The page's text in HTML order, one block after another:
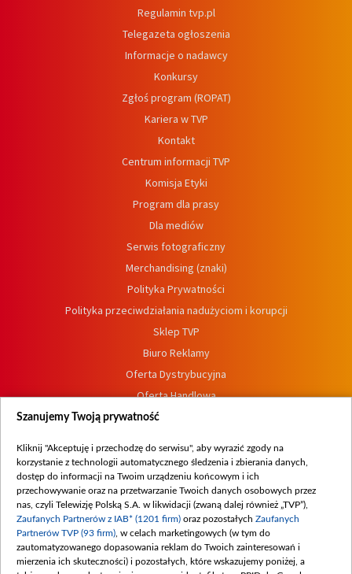
Regulamin tvp.pl
Telegazeta ogłoszenia
Informacje o nadawcy
Konkursy
Zgłoś program (ROPAT)
Kariera w TVP
Kontakt
Centrum informacji TVP
Komisja Etyki
Program dla prasy
Dla mediów
Serwis fotograficzny
Merchandising (znaki)
Polityka Prywatności
Polityka przeciwdziałania nadużyciom i korupcji
Sklep TVP
Biuro Reklamy
Oferta Dystrybucyjna
Oferta Handlowa
Dostępność
Procedura zgłoszeń wewnętrznych
Szanujemy Twoją prywatność
Kliknij "Akceptuję i przechodzę do serwisu", aby wyrazić zgody na
korzystanie z technologii automatycznego śledzenia i zbierania danych,
dostęp do informacji na Twoim urządzeniu końcowym i ich
przechowywanie oraz na przetwarzanie Twoich danych osobowych przez
nas, czyli Telewizję Polską S.A. w likwidacji (zwaną dalej również „TVP”),
Zaufanych Partnerów z IAB* (1201 firm) oraz pozostałych Zaufanych
Partnerów TVP (93 firm) , w celach marketingowych (w tym do
zautomatyzowanego dopasowania reklam do Twoich zainteresowań i
mierzenia ich skuteczności) i pozostałych, które wskazujemy poniżej, a